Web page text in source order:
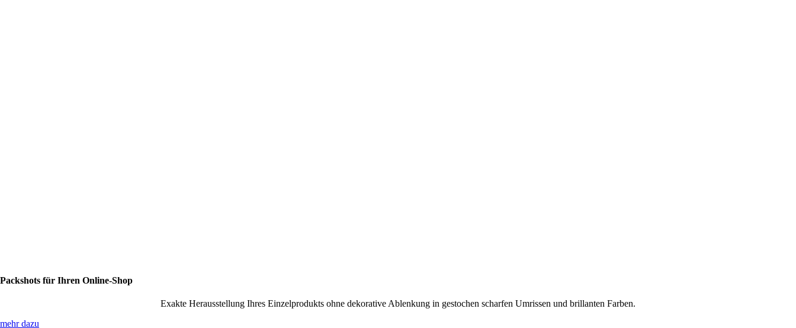
Packshots für Ihren Online-Shop
Exakte Herausstellung Ihres Einzelprodukts ohne dekorative Ablenkung in gestochen scharfen Umrissen und brillanten Farben.
mehr dazu